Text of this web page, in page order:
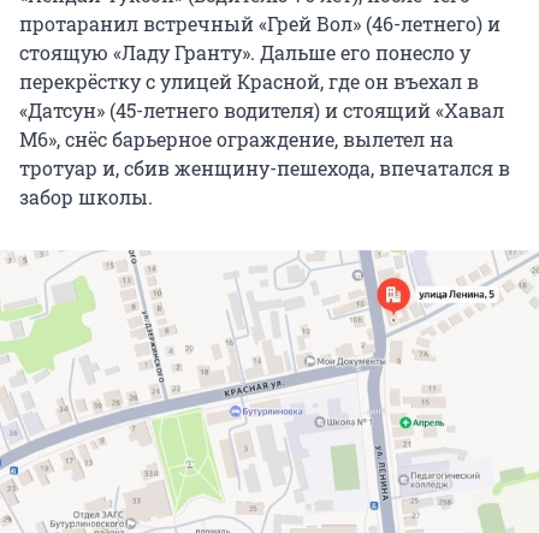
протаранил встречный «Грей Вол» (46-летнего) и
стоящую «Ладу Гранту». Дальше его понесло у
перекрёстку с улицей Красной, где он въехал в
«Датсун» (45-летнего водителя) и стоящий «Хавал
М6», снёс барьерное ограждение, вылетел на
тротуар и, сбив женщину-пешехода, впечатался в
забор школы.